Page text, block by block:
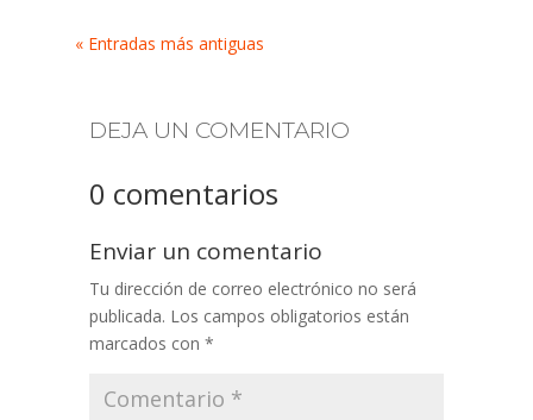
« Entradas más antiguas
DEJA UN COMENTARIO
0 comentarios
Enviar un comentario
Tu dirección de correo electrónico no será
publicada. Los campos obligatorios están
marcados con *